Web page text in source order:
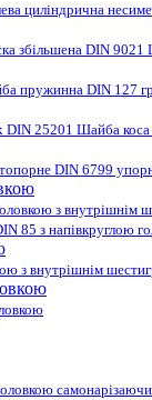
циліндрична
збільшена DIN 9021
пружинна DIN 127
DIN 25201 Шайба коса
DIN 6799
з внутрішнім
85 з напівкруглою
з внутрішнім